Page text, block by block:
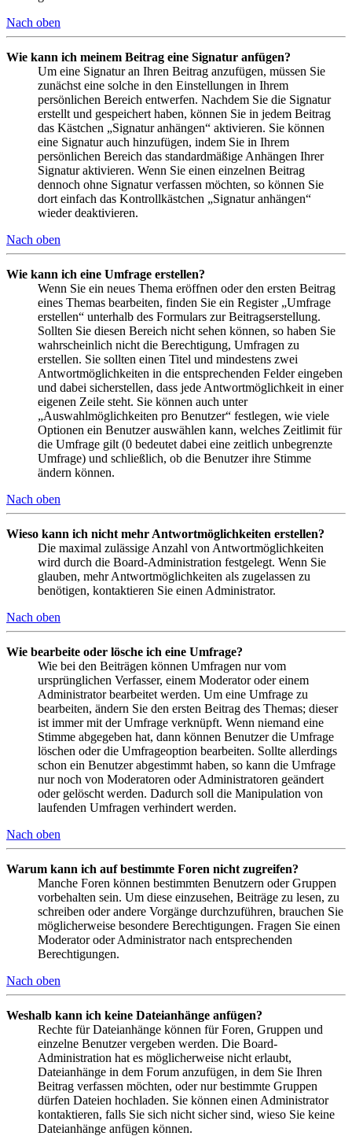
Nach oben
Wie kann ich meinem Beitrag eine Signatur anfügen?
Um eine Signatur an Ihren Beitrag anzufügen, müssen Sie
zunächst eine solche in den Einstellungen in Ihrem
persönlichen Bereich entwerfen. Nachdem Sie die Signatur
erstellt und gespeichert haben, können Sie in jedem Beitrag
das Kästchen „Signatur anhängen“ aktivieren. Sie können
eine Signatur auch hinzufügen, indem Sie in Ihrem
persönlichen Bereich das standardmäßige Anhängen Ihrer
Signatur aktivieren. Wenn Sie einen einzelnen Beitrag
dennoch ohne Signatur verfassen möchten, so können Sie
dort einfach das Kontrollkästchen „Signatur anhängen“
wieder deaktivieren.
Nach oben
Wie kann ich eine Umfrage erstellen?
Wenn Sie ein neues Thema eröffnen oder den ersten Beitrag
eines Themas bearbeiten, finden Sie ein Register „Umfrage
erstellen“ unterhalb des Formulars zur Beitragserstellung.
Sollten Sie diesen Bereich nicht sehen können, so haben Sie
wahrscheinlich nicht die Berechtigung, Umfragen zu
erstellen. Sie sollten einen Titel und mindestens zwei
Antwortmöglichkeiten in die entsprechenden Felder eingeben
und dabei sicherstellen, dass jede Antwortmöglichkeit in einer
eigenen Zeile steht. Sie können auch unter
„Auswahlmöglichkeiten pro Benutzer“ festlegen, wie viele
Optionen ein Benutzer auswählen kann, welches Zeitlimit für
die Umfrage gilt (0 bedeutet dabei eine zeitlich unbegrenzte
Umfrage) und schließlich, ob die Benutzer ihre Stimme
ändern können.
Nach oben
Wieso kann ich nicht mehr Antwortmöglichkeiten erstellen?
Die maximal zulässige Anzahl von Antwortmöglichkeiten
wird durch die Board-Administration festgelegt. Wenn Sie
glauben, mehr Antwortmöglichkeiten als zugelassen zu
benötigen, kontaktieren Sie einen Administrator.
Nach oben
Wie bearbeite oder lösche ich eine Umfrage?
Wie bei den Beiträgen können Umfragen nur vom
ursprünglichen Verfasser, einem Moderator oder einem
Administrator bearbeitet werden. Um eine Umfrage zu
bearbeiten, ändern Sie den ersten Beitrag des Themas; dieser
ist immer mit der Umfrage verknüpft. Wenn niemand eine
Stimme abgegeben hat, dann können Benutzer die Umfrage
löschen oder die Umfrageoption bearbeiten. Sollte allerdings
schon ein Benutzer abgestimmt haben, so kann die Umfrage
nur noch von Moderatoren oder Administratoren geändert
oder gelöscht werden. Dadurch soll die Manipulation von
laufenden Umfragen verhindert werden.
Nach oben
Warum kann ich auf bestimmte Foren nicht zugreifen?
Manche Foren können bestimmten Benutzern oder Gruppen
vorbehalten sein. Um diese einzusehen, Beiträge zu lesen, zu
schreiben oder andere Vorgänge durchzuführen, brauchen Sie
möglicherweise besondere Berechtigungen. Fragen Sie einen
Moderator oder Administrator nach entsprechenden
Berechtigungen.
Nach oben
Weshalb kann ich keine Dateianhänge anfügen?
Rechte für Dateianhänge können für Foren, Gruppen und
einzelne Benutzer vergeben werden. Die Board-
Administration hat es möglicherweise nicht erlaubt,
Dateianhänge in dem Forum anzufügen, in dem Sie Ihren
Beitrag verfassen möchten, oder nur bestimmte Gruppen
dürfen Dateien hochladen. Sie können einen Administrator
kontaktieren, falls Sie sich nicht sicher sind, wieso Sie keine
Dateianhänge anfügen können.